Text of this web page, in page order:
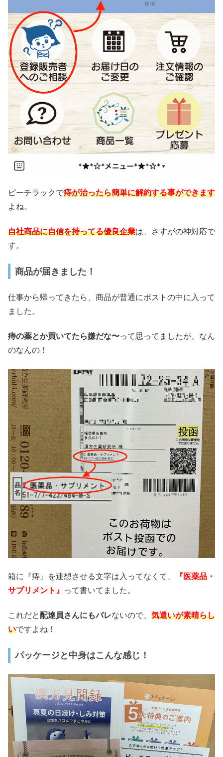
ピーチラックで痔が治ったら簡単に解約する事ができます
よね。
自社商品に自信を持ってる優良企業は、さすがの神対応で
す。
商品が届きました！
仕事から帰ってきたら、商品が普通にポストの中に入って
ました。
痔の薬とか買いてたら嫌だな〜って思ってましたが、なん
のなんの！
箱に『痔』を連想させる文字は入ってなくて、
『医薬品・
サプリメント』
って書いてました。
これだと配達員さんにもバレないので、 気遣いが素晴らし
いですよね！
パッケージと中身はこんな感じ！